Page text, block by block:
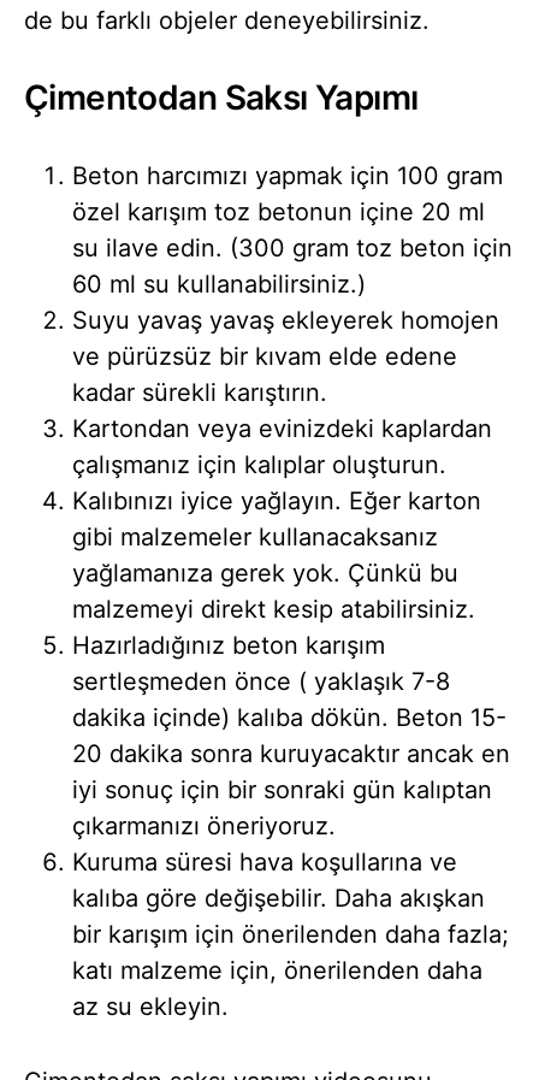
de bu farklı objeler deneyebilirsiniz.
Çimentodan Saksı Yapımı
Beton harcımızı yapmak için 100 gram
özel karışım toz betonun içine 20 ml
su ilave edin. (300 gram toz beton için
60 ml su kullanabilirsiniz.)
Suyu yavaş yavaş ekleyerek homojen
ve pürüzsüz bir kıvam elde edene
kadar sürekli karıştırın.
Kartondan veya evinizdeki kaplardan
çalışmanız için kalıplar oluşturun.
Kalıbınızı iyice yağlayın. Eğer karton
gibi malzemeler kullanacaksanız
yağlamanıza gerek yok. Çünkü bu
malzemeyi direkt kesip atabilirsiniz.
Hazırladığınız beton karışım
sertleşmeden önce ( yaklaşık 7-8
dakika içinde) kalıba dökün. Beton 15-
20 dakika sonra kuruyacaktır ancak en
iyi sonuç için bir sonraki gün kalıptan
çıkarmanızı öneriyoruz.
Kuruma süresi hava koşullarına ve
kalıba göre değişebilir. Daha akışkan
bir karışım için önerilenden daha fazla;
katı malzeme için, önerilenden daha
az su ekleyin.